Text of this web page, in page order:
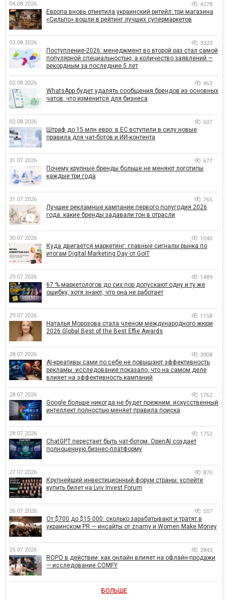
04.08.2026 4278
Европа вновь отметила украинский ритейл: три магазина
«Сильпо» вошли в рейтинг лучших супермаркетов
03.08.2026 3323
Поступление-2026: менеджмент во второй раз стал самой
популярной специальностью, а количество заявлений —
рекордным за последние 5 лет
02.08.2026 463
WhatsApp будет удалять сообщения брендов из основных
чатов: что изменится для бизнеса
02.08.2026 607
Штраф до 15 млн евро: в ЕС вступили в силу новые
правила для чат-ботов и ИИ-контента
31.07.2026 677
Почему крупные бренды больше не меняют логотипы
каждые три года
31.07.2026 765
Лучшие рекламные кампании первого полугодия 2026
года: какие бренды задавали тон в отрасли
30.07.2026 1040
Куда двигается маркетинг: главные сигналы рынка по
итогам Digital Marketing Day от GoIT
29.07.2026 1489
67 % маркетологов до сих пор допускают одну и ту же
ошибку, хотя знают, что она не работает
29.07.2026 1158
Наталья Морозова стала членом международного жюри
2026 Global Best of the Best Effie Awards
28.07.2026 3908
AI-креативы сами по себе не повышают эффективность
рекламы: исследование показало, что на самом деле
влияет на эффективность кампаний
28.07.2026 1762
Google больше никогда не будет прежним: искусственный
интеллект полностью меняет правила поиска
28.07.2026 1752
ChatGPT перестает быть чат-ботом. OpenAI создает
полноценную бизнес-платформу
27.07.2026 870
Крупнейший инвестиционный форум страны: успейте
купить билет на Lviv Invest Forum
26.07.2026 557
От $700 до $15 000: сколько зарабатывают и тратят в
украинском PR — инсайты от znamy и Women Make Money
25.07.2026 2843
ROPO в действии: как онлайн влияет на офлайн-продажи
— исследование COMFY
БОЛЬШЕ